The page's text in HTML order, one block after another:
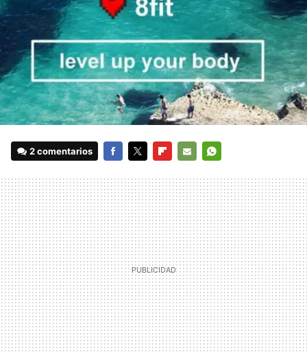
2 comentarios
MAIL